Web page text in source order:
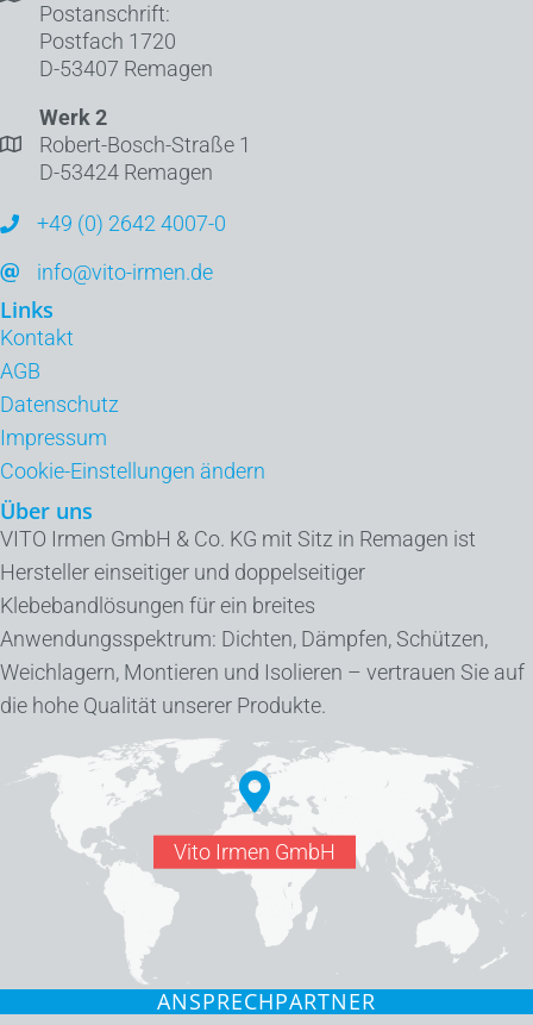
Postanschrift:
Postfach 1720
D-53407 Remagen
Werk 2
Robert-Bosch-Straße 1
D-53424 Remagen
+49 (0) 2642 4007-0
info@vito-irmen.de
Links
Kontakt
AGB
Datenschutz
Impressum
Cookie-Einstellungen ändern
Über uns
VITO Irmen GmbH & Co. KG mit Sitz in Remagen ist
Hersteller einseitiger und doppelseitiger
Klebebandlösungen für ein breites
Anwendungsspektrum: Dichten, Dämpfen, Schützen,
Weichlagern, Montieren und Isolieren – vertrauen Sie auf
die hohe Qualität unserer Produkte.
Vito Irmen GmbH
ANSPRECHPARTNER